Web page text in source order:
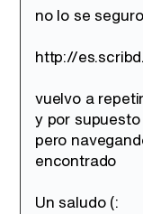
no lo se
http://
vuelvo a
y por
pero
encontrado
Un saludo (: